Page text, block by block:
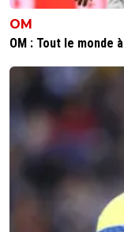
OM
OM : Tout le monde